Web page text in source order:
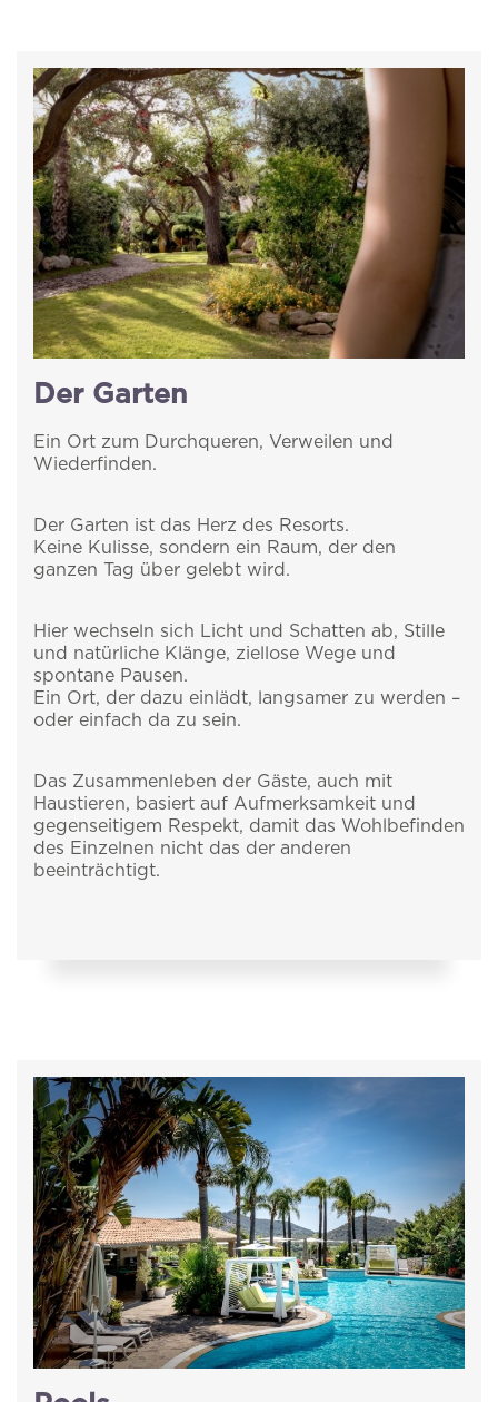
Der Garten
Ein Ort zum Durchqueren, Verweilen und
Wiederfinden.
Der Garten ist das Herz des Resorts.
Keine Kulisse, sondern ein Raum, der den
ganzen Tag über gelebt wird.
Hier wechseln sich Licht und Schatten ab, Stille
und natürliche Klänge, ziellose Wege und
spontane Pausen.
Ein Ort, der dazu einlädt, langsamer zu werden –
oder einfach da zu sein.
Das Zusammenleben der Gäste, auch mit
Haustieren, basiert auf Aufmerksamkeit und
gegenseitigem Respekt, damit das Wohlbefinden
des Einzelnen nicht das der anderen
beeinträchtigt.